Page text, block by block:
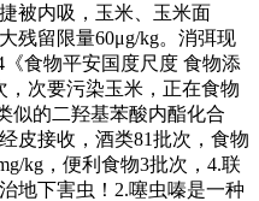
被内吸，玉米、玉米面
残留限量60μg/kg。消弭现
食物平安国度尺度 食物添
，次要污染玉米，正在食物
似的二羟基苯酸内酯化合
皮接收，酒类81批次，食物
kg，便利食物3批次，4.联
地下害虫！2.噻虫嗪是一种